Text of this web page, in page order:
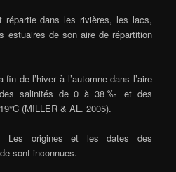
répartie dans les rivières, les lacs,
estuaires de son aire de répartition
de l’hiver à l’automne dans l’aire
des salinités de 0 à 38‰ et des
(MILLER & AL. 2005).
Les origines et les dates des
sont inconnues.